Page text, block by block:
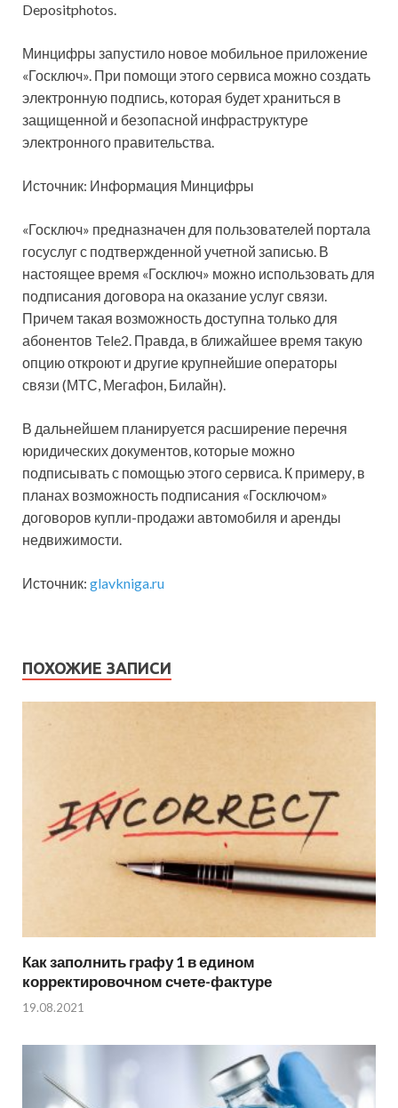
Depositphotos.
Минцифры запустило новое мобильное приложение
«Госключ». При помощи этого сервиса можно создать
электронную подпись, которая будет храниться в
защищенной и безопасной инфраструктуре
электронного правительства.
Источник: Информация Минцифры
«Госключ» предназначен для пользователей портала
госуслуг с подтвержденной учетной записью. В
настоящее время «Госключ» можно использовать для
подписания договора на оказание услуг связи.
Причем такая возможность доступна только для
абонентов Tele2. Правда, в ближайшее время такую
опцию откроют и другие крупнейшие операторы
связи (МТС, Мегафон, Билайн).
В дальнейшем планируется расширение перечня
юридических документов, которые можно
подписывать с помощью этого сервиса. К примеру, в
планах возможность подписания «Госключом»
договоров купли-продажи автомобиля и аренды
недвижимости.
Источник: glavkniga.ru
ПОХОЖИЕ ЗАПИСИ
Как заполнить графу 1 в едином
корректировочном счете-фактуре
19.08.2021